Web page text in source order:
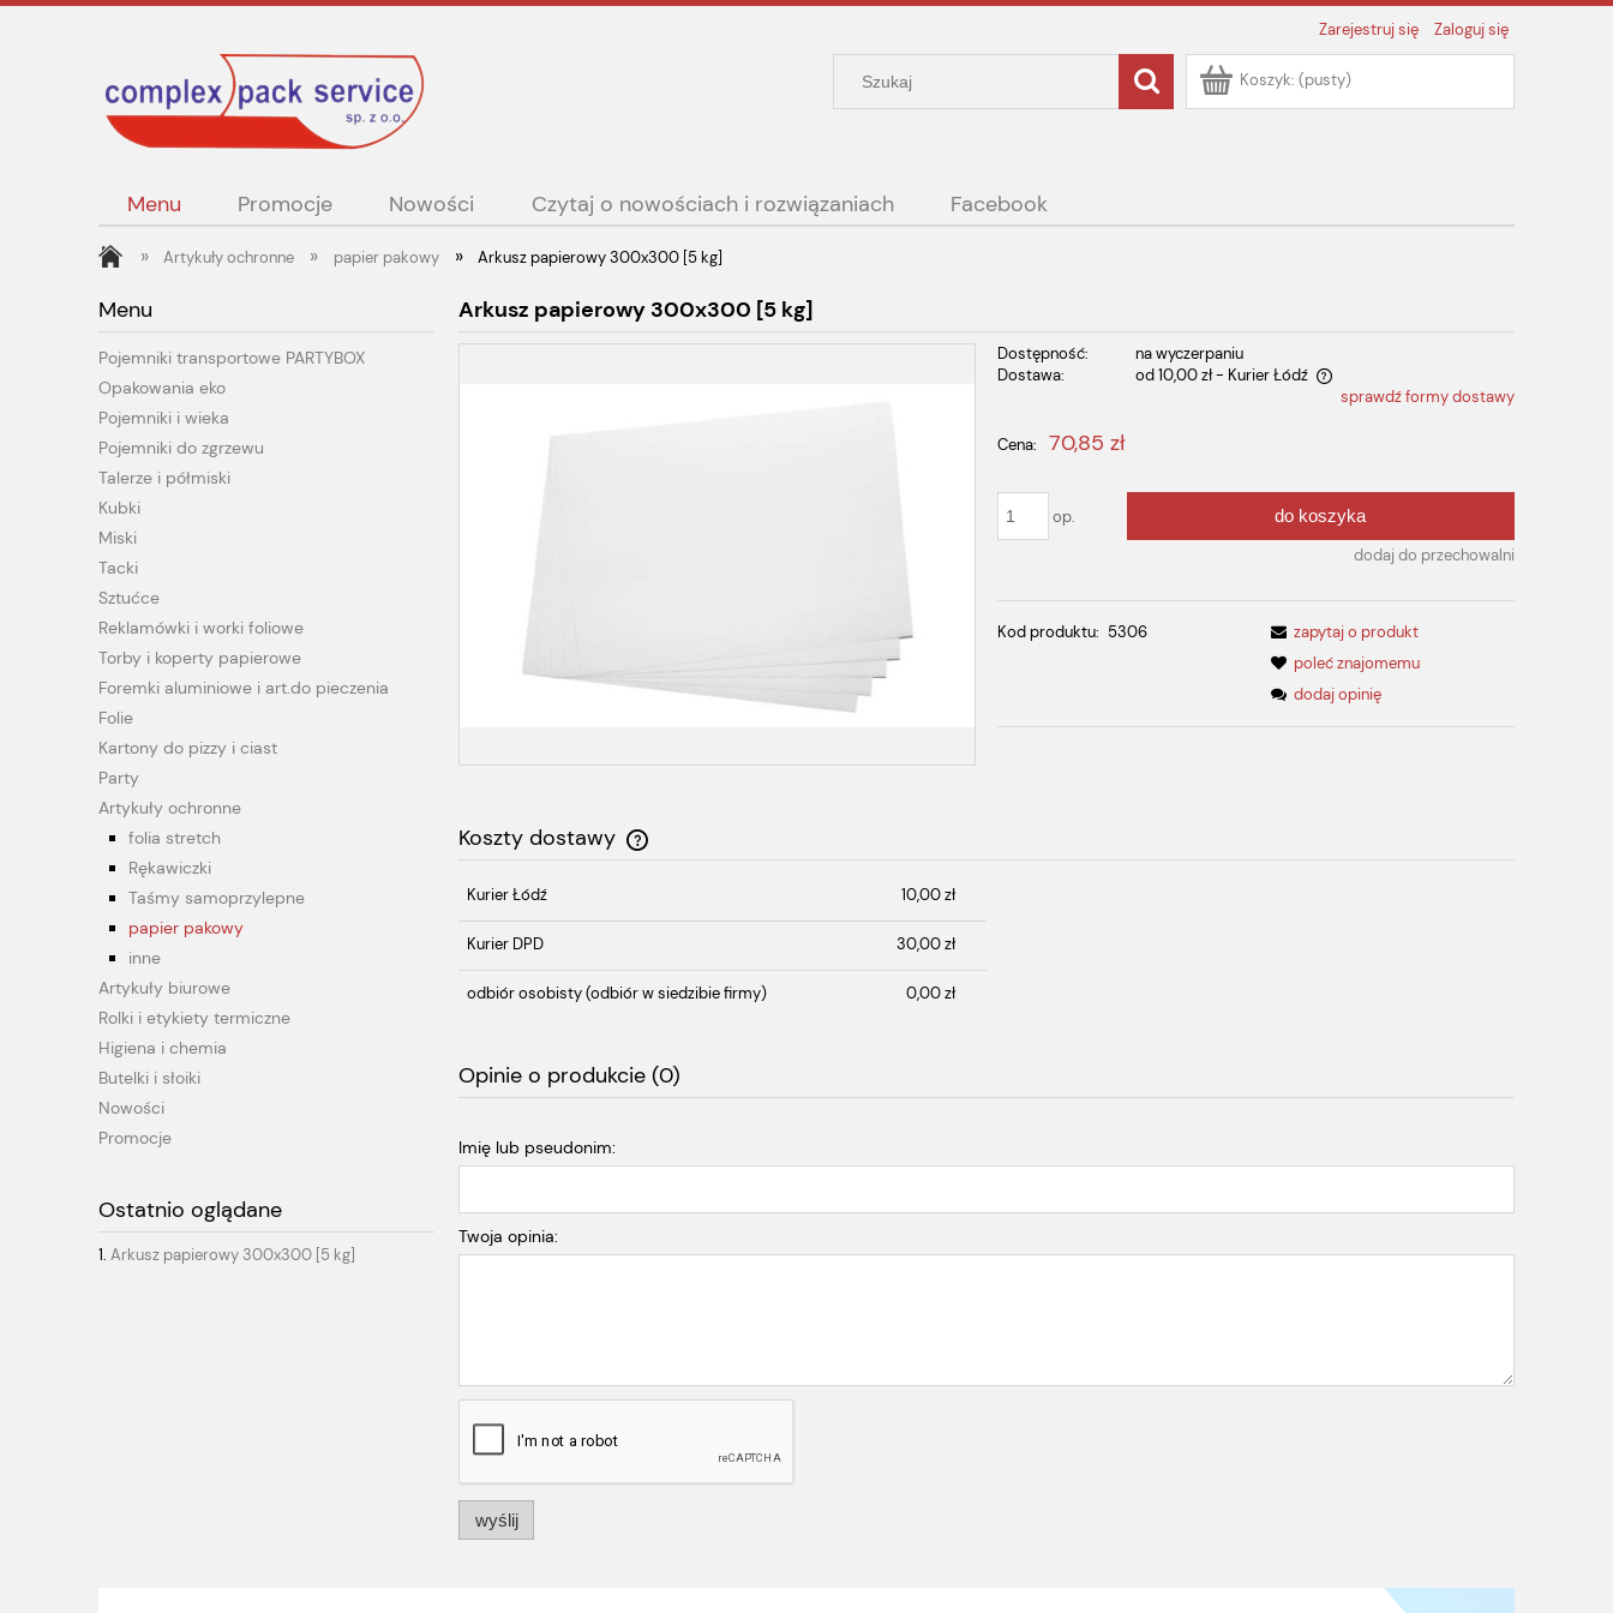
Zarejestruj się Zaloguj się
Koszyk: (pusty)
Menu Promocje Nowości Czytaj o nowościach i rozwiązaniach Facebook
» Artykuły ochronne » papier pakowy » Arkusz papierowy 300x300 [5 kg]
Menu
Pojemniki transportowe PARTYBOX
Opakowania eko
Pojemniki i wieka
Pojemniki do zgrzewu
Talerze i półmiski
Kubki
Miski
Tacki
Sztućce
Reklamówki i worki foliowe
Torby i koperty papierowe
Foremki aluminiowe i art.do pieczenia
Folie
Kartony do pizzy i ciast
Party
Artykuły ochronne
folia stretch
Rękawiczki
Taśmy samoprzylepne
papier pakowy
inne
Artykuły biurowe
Rolki i etykiety termiczne
Higiena i chemia
Butelki i słoiki
Nowości
Promocje
Ostatnio oglądane
Arkusz papierowy 300x300 [5 kg]
Arkusz papierowy 300x300 [5 kg]
Dostępność:
na wyczerpaniu
Dostawa:
od 10,00 zł - Kurier Łódź
płatności
sprawdź formy dostawy
Cena: 70,85 zł
op.
do koszyka
dodaj do przechowalni
Kod produktu: 5306
zapytaj o produkt
poleć znajomemu
dodaj opinię
Koszty dostawy
Cena nie zawiera ewentualnych kosztów
płatności
Kurier Łódź 10,00 zł
Kurier DPD 30,00 zł
odbiór osobisty(odbiór w siedzibie firmy) 0,00 zł
Opinie o produkcie (0)
Imię lub pseudonim:
Twoja opinia:
wyślij